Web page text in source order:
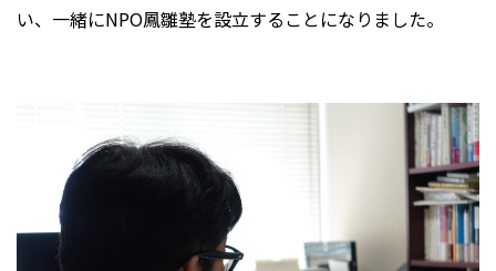
い、一緒にNPO鳳雛塾を設立することになりました。